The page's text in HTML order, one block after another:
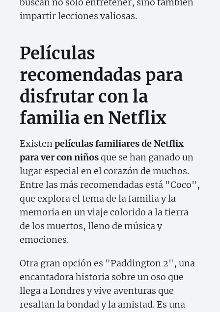
impartir lecciones valiosas.
Películas
recomendadas para
disfrutar con la
familia en Netflix
Existenpelículas familiares de Netflix
para ver con niñosque se han ganado un
lugar especial en el corazón de muchos.
Entre las más recomendadas está "Coco",
que explora el tema de la familia y la
memoria en un viaje colorido a la tierra
de los muertos, lleno de música y
emociones.
Otra gran opción es "Paddington 2", una
encantadora historia sobre un oso que
llega a Londres y vive aventuras que
resaltan la bondad y la amistad. Es una